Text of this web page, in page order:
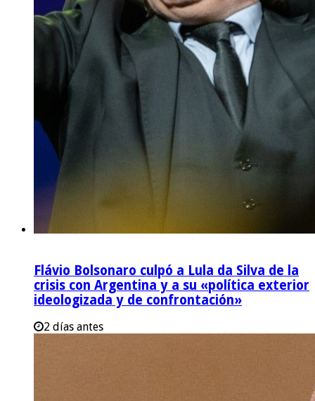
Flávio Bolsonaro culpó a Lula da Silva de la
crisis con Argentina y a su «política exterior
ideologizada y de confrontación»
2 días antes